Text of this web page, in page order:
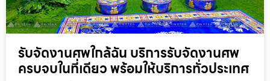
รับจัดงานศพใกล้ฉัน บริการรับจัดงานศพ
ครบจบในที่เดียว พร้อมให้บริการทั่วประเทศ